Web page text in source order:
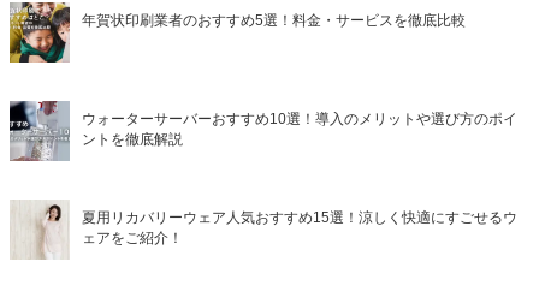
年賀状印刷業者のおすすめ5選！料金・サービスを徹底比較
ウォーターサーバーおすすめ10選！導入のメリットや選び方のポイ
ントを徹底解説
夏用リカバリーウェア人気おすすめ15選！涼しく快適にすごせるウ
ェアをご紹介！